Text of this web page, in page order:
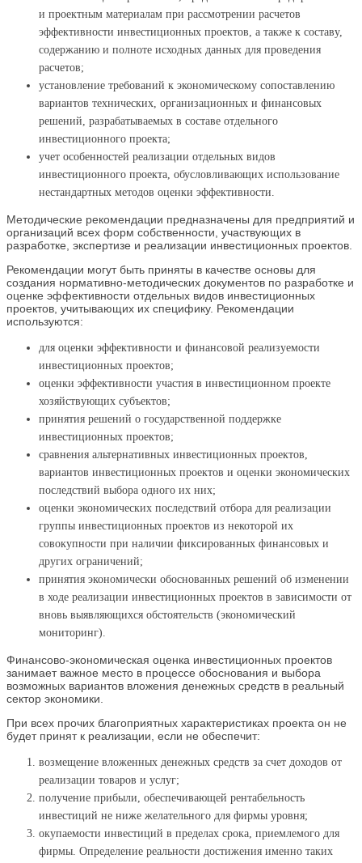
и проектным материалам при рассмотрении расчетов
эффективности инвестиционных проектов, а также к составу,
содержанию и полноте исходных данных для проведения
расчетов;
установление требований к экономическому сопоставлению
вариантов технических, организационных и финансовых
решений, разрабатываемых в составе отдельного
инвестиционного проекта;
учет особенностей реализации отдельных видов
инвестиционного проекта, обусловливающих использование
нестандартных методов оценки эффективности.
Методические рекомендации предназначены для предприятий и
организаций всех форм собственности, участвующих в
разработке, экспертизе и реализации инвестиционных проектов.
Рекомендации могут быть приняты в качестве основы для
создания нормативно-методических документов по разработке и
оценке эффективности отдельных видов инвестиционных
проектов, учитывающих их специфику. Рекомендации
используются:
для оценки эффективности и финансовой реализуемости
инвестиционных проектов;
оценки эффективности участия в инвестиционном проекте
хозяйствующих субъектов;
принятия решений о государственной поддержке
инвестиционных проектов;
сравнения альтернативных инвестиционных проектов,
вариантов инвестиционных проектов и оценки экономических
последствий выбора одного их них;
оценки экономических последствий отбора для реализации
группы инвестиционных проектов из некоторой их
совокупности при наличии фиксированных финансовых и
других ограничений;
принятия экономически обоснованных решений об изменении
в ходе реализации инвестиционных проектов в зависимости от
вновь выявляющихся обстоятельств (экономический
мониторинг).
Финансово-экономическая оценка инвестиционных проектов
занимает важное место в процессе обоснования и выбора
возможных вариантов вложения денежных средств в реальный
сектор экономики.
При всех прочих благоприятных характеристиках проекта он не
будет принят к реализации, если не обеспечит:
возмещение вложенных денежных средств за счет доходов от
реализации товаров и услуг;
получение прибыли, обеспечивающей рентабельность
инвестиций не ниже желательного для фирмы уровня;
окупаемости инвестиций в пределах срока, приемлемого для
фирмы. Определение реальности достижения именно таких